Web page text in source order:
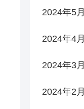
2024年5月
2024年4月
2024年3月
2024年2月